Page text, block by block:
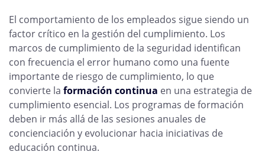
El comportamiento de los empleados sigue siendo un
factor crítico en la gestión del cumplimiento. Los
marcos de cumplimiento de la seguridad identifican
con frecuencia el error humano como una fuente
importante de riesgo de cumplimiento, lo que
convierte la formación continua en una estrategia de
cumplimiento esencial. Los programas de formación
deben ir más allá de las sesiones anuales de
concienciación y evolucionar hacia iniciativas de
educación continua.